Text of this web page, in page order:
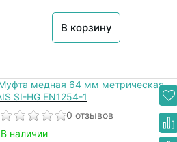
В корзину
0 отзывов
В наличии